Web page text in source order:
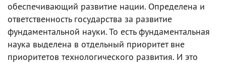
обеспечивающий развитие нации. Определена и
ответственность государства за развитие
фундаментальной науки. То есть фундаментальная
наука выделена в отдельный приоритет вне
приоритетов технологического развития. И это